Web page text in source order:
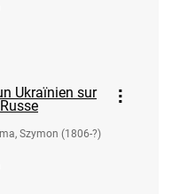
Ukraïnien sur
Szymon (1806-?)